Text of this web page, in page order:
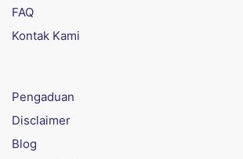
FAQ
Kontak Kami
Pengaduan
Disclaimer
Blog